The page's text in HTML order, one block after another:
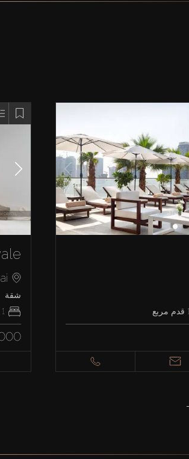
شقة
1
قدم مربع